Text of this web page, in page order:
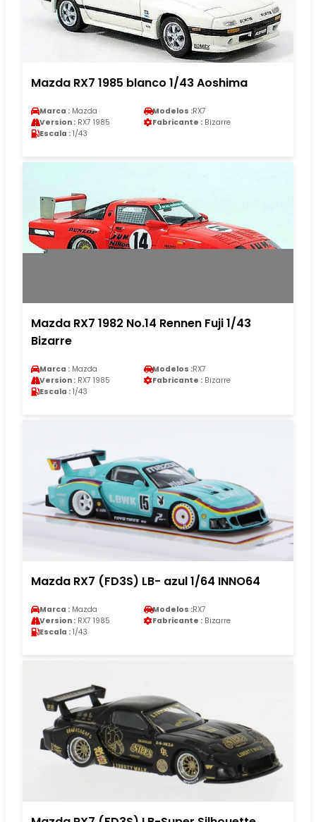
Mazda RX7 1985 blanco 1/43 Aoshima
Marca : Mazda Modelos :RX7
Version : RX7 1985 Fabricante : Bizarre
Escala : 1/43
Mazda RX7 1982 No.14 Rennen Fuji 1/43
Bizarre
Marca : Mazda Modelos :RX7
Version : RX7 1985 Fabricante : Bizarre
Escala : 1/43
Mazda RX7 (FD3S) LB- azul 1/64 INNO64
Marca : Mazda Modelos :RX7
Version : RX7 1985 Fabricante : Bizarre
Escala : 1/43